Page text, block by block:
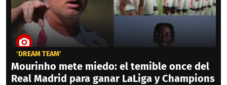
‘DREAM TEAM'
Mourinho mete miedo: el temible once del
Real Madrid para ganar LaLiga y Champions